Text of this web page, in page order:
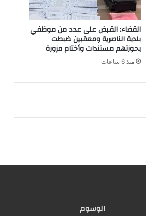
القضاء: القبض على عدد من موظفي
بلدية الناصرية ومعقبين ضبطت
بحوزتهم مستندات وأختام مزورة
منذ 6 ساعات
الوسوم